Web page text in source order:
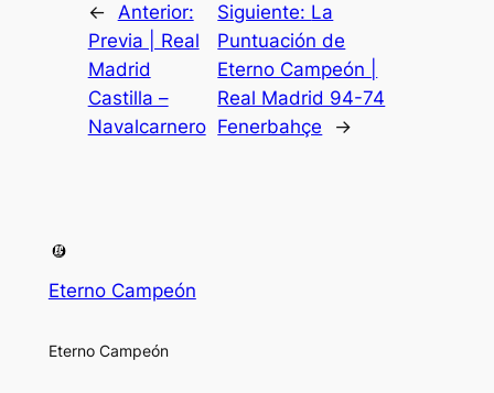
← Anterior:
Previa | Real
Madrid
Castilla –
Navalcarnero
Siguiente: La
Puntuación de
Eterno Campeón |
Real Madrid 94-74
Fenerbahçe
→
Eterno Campeón
Eterno Campeón